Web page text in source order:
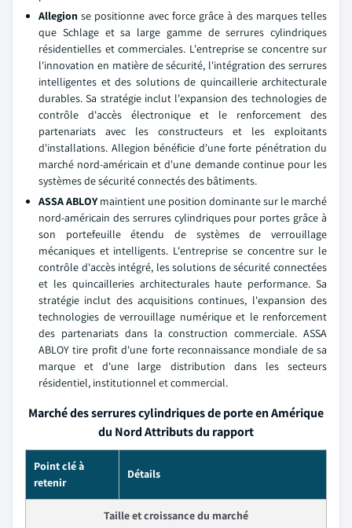
Allegion se positionne avec force grâce à des marques telles
que Schlage et sa large gamme de serrures cylindriques
résidentielles et commerciales. L'entreprise se concentre sur
l'innovation en matière de sécurité, l'intégration des serrures
intelligentes et des solutions de quincaillerie architecturale
durables. Sa stratégie inclut l'expansion des technologies de
contrôle d'accès électronique et le renforcement des
partenariats avec les constructeurs et les exploitants
d'installations. Allegion bénéficie d'une forte pénétration du
marché nord-américain et d'une demande continue pour les
systèmes de sécurité connectés des bâtiments.
ASSA ABLOY maintient une position dominante sur le marché
nord-américain des serrures cylindriques pour portes grâce à
son portefeuille étendu de systèmes de verrouillage
mécaniques et intelligents. L'entreprise se concentre sur le
contrôle d'accès intégré, les solutions de sécurité connectées
et les quincailleries architecturales haute performance. Sa
stratégie inclut des acquisitions continues, l'expansion des
technologies de verrouillage numérique et le renforcement
des partenariats dans la construction commerciale. ASSA
ABLOY tire profit d'une forte reconnaissance mondiale de sa
marque et d'une large distribution dans les secteurs
résidentiel, institutionnel et commercial.
Marché des serrures cylindriques de porte en Amérique
du Nord Attributs du rapport
Point clé à
retenir
Détails
Taille et croissance du marché